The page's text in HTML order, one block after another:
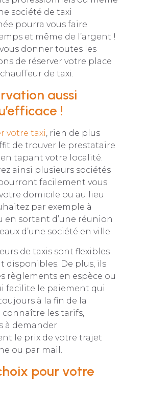
société de taxi
pourra vous faire
et même de l’argent !
donner toutes les
de réserver votre place
de taxi.
aussi
!
votre taxi, rien de plus
de trouver le prestataire
tapant votre localité.
ainsi plusieurs sociétés
facilement vous
domicile ou au lieu
par exemple à
en sortant d’une réunion
d’une société en ville.
de taxis sont flexibles
disponibles. De plus, ils
règlements en espèce ou
facilite le paiement qui
à la fin de la
connaître les tarifs,
à demander
le prix de votre trajet
ou par mail.
pour votre